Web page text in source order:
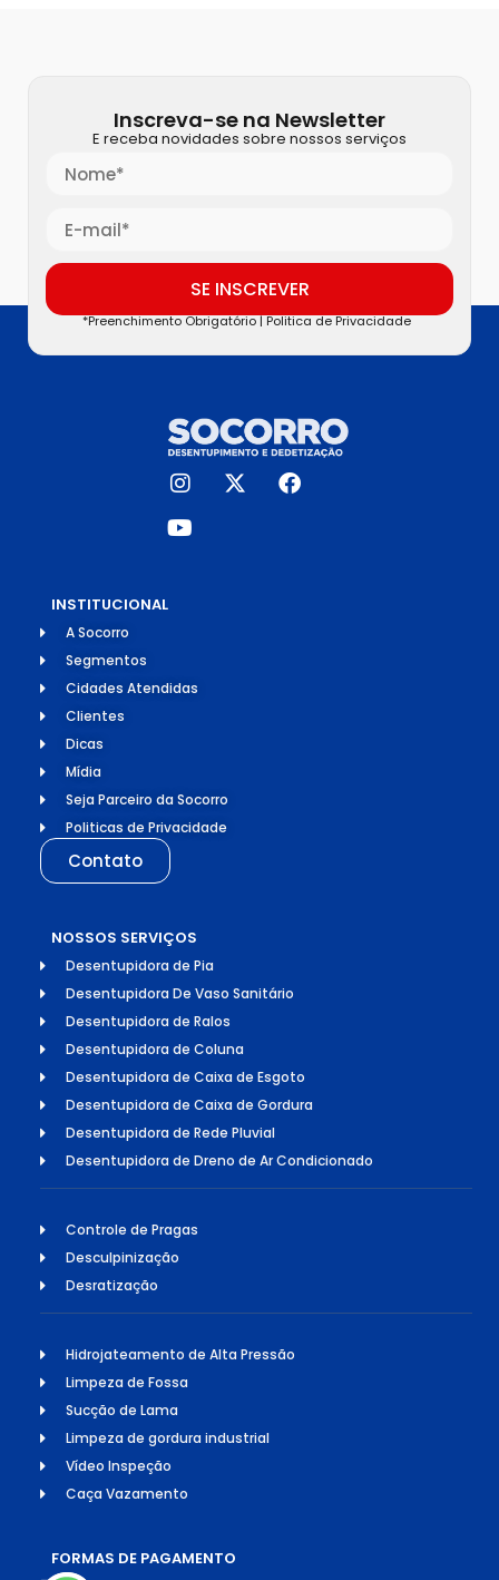
Inscreva-se na Newsletter
E receba novidades sobre nossos serviços
SE INSCREVER
*Preenchimento Obrigatório |Politica de Privacidade
INSTITUCIONAL
A Socorro
Segmentos
Cidades Atendidas
Clientes
Dicas
Mídia
Seja Parceiro da Socorro
Politicas de Privacidade
Contato
NOSSOS SERVIÇOS
Desentupidora de Pia
Desentupidora De Vaso Sanitário
Desentupidora de Ralos
Desentupidora de Coluna
Desentupidora de Caixa de Esgoto
Desentupidora de Caixa de Gordura
Desentupidora de Rede Pluvial
Desentupidora de Dreno de Ar Condicionado
Controle de Pragas
Desculpinização
Desratização
Hidrojateamento de Alta Pressão
Limpeza de Fossa
Sucção de Lama
Limpeza de gordura industrial
Vídeo Inspeção
Caça Vazamento
FORMAS DE PAGAMENTO